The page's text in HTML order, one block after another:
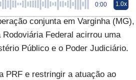
0:00 1.0x
conjunta em Varginha (MG),
Federal acirrou uma
Público e o Poder Judiciário.
PRF e restringir a atuação ao